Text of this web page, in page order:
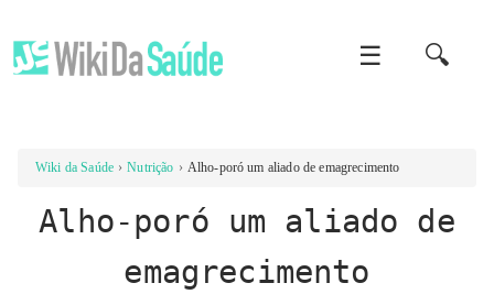
☰ 🔍
Wiki da Saúde Nutrição Alho-poró um aliado de emagrecimento
Alho-poró um aliado de
emagrecimento